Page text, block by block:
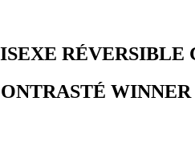
RÉVERSIBLE
WINNER